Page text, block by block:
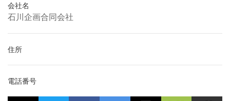
会社名
石川企画合同会社
住所
電話番号